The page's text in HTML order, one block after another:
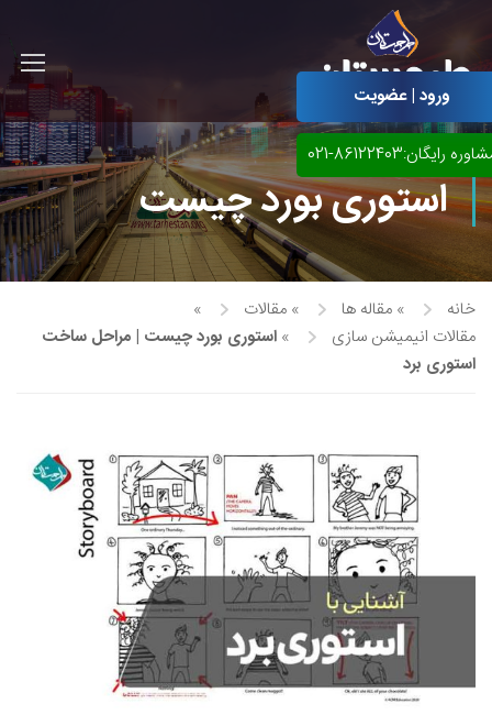
آموزش مجازی گرافیک
آموزش مجازی طراحی داخلی
نقاشی پاستل
نقاشی رنگ روغن
نقاشی آبرنگ
نقاشی کودک و نوجوان
طراحی سیاه قلم
نقاش مداد رنگی
خوشنویسی نستعلیق
خوشنویسی با خودکار
خط نقاشی
ورود | عضویت
رایگان:86122403-021
استوری بورد چیست
خانه » مقاله ها » مقالات
»
مقالات انیمیشن سازی
» استوری بورد چیست | مراحل ساخت
استوری برد